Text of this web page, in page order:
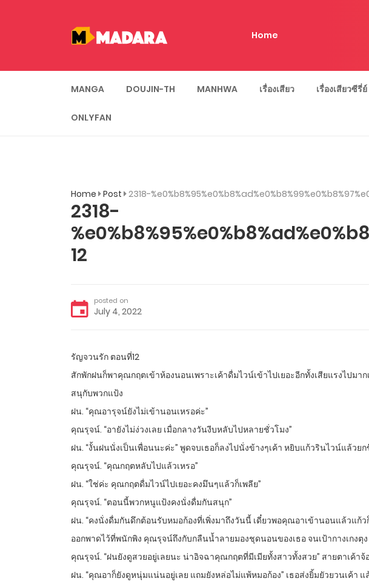
Home
MANGA DOUJIN-TH MANHWA เรื่องเสียว เรื่องเสียวซีรี่ย์
ONLYFAN
Home Post 2318-
2318-
12
posted on
July 4, 2022
รัญจวนรัก ตอนที่12
สักพักฝนก็พาคุณกฤตเข้าห้องนอนเพราะเค้าดื่มไวน์เข้าไปเยอะอีกทั้งเสียแรงไป
สนุกับพวกแป้ง
ฝน. “คุณอารุจน์ยังไม่เข้านอนเหรอค่ะ”
คุณรุจน์. “อายังไม่ง่วงเลย เมื่อกลางวันงีบหลับไปหลายชั่วโมง”
ฝน. “งั้นฝนนั่งเป็นเพื่อนนะค่ะ” พูดจบเธอก็ลงไปนั่งข้างๆเค้า หยิบแก้วรินไวน์แล้วย
คุณรุจน์. “คุณกฤตหลับไปแล้วเหรอ”
ฝน. “ใช่ค่ะ คุณกฤตดื่มไวน์ไปเยอะคงมึนๆแล้วก็เพลีย”
คุณรุจน์. “ตอนนี้พวกหนูแป้งคงนั่งดื่มกันสนุก”
ฝน. “คงนั่งดื่มกันดึกต้อนรับหมอก้องที่เพิ่งมาถึงวันนี้ เดี๋ยวพอคุณอาเข้านอนแล้วแ
ออกพาดไว้ที่พนักพิง คุณรุจน์ถึงกับกลืนน้ำลายมองชุดนอนของเธอ จนเป้ากางเกงตุง
คุณรุจน์. “ฝนยังดูสวยอยู่เลยนะ น่าอิจฉาคุณกฤตที่มีเมียทั้งสาวทั้งสวย” สายตาเค้าจ้
ฝน. “คุณอาก็ยังดูหนุ่มแน่นอยู่เลย แถมยังหล่อไม่แพ้หมอก้อง” เธอส่งยิ้มยัวยวนเค้า